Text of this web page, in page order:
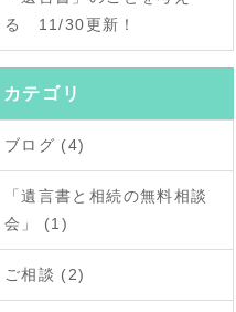
る 11/30更新！
カテゴリ
ブログ (4)
「遺言書と相続の無料相談
会」 (1)
ご相談 (2)